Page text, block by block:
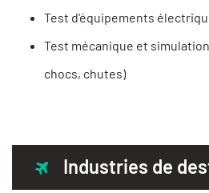
Test d'équipements
Test mécanique et
chocs, chutes)
Industries de